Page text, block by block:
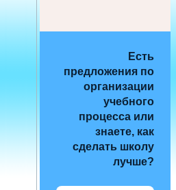
Есть
предложения по
организации
учебного
процесса или
знаете, как
сделать школу
лучше?